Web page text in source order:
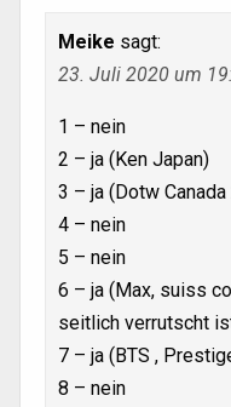
Meike sagt:
23. Juli 2020 um
1 – nein
2 – ja (Ken Japan)
3 – ja (Dotw
4 – nein
5 – nein
6 – ja (Max, suiss
seitlich verrutscht
7 – ja (BTS ,
8 – nein